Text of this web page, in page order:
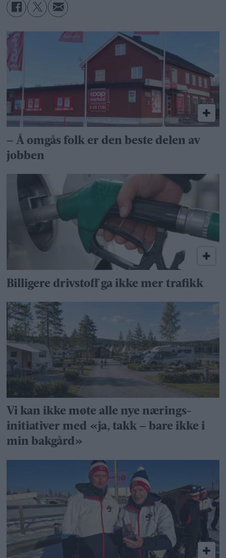
– Å omgås folk er den beste delen av
jobben
Billigere drivstoff ga ikke mer trafikk
Vi kan ikke møte alle nye nærings­
initiativer med «ja, takk – bare ikke i
min bakgård»